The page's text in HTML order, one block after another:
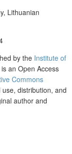
Lithuanian
by the Institute of
an Open Access
Commons
distribution, and
author and